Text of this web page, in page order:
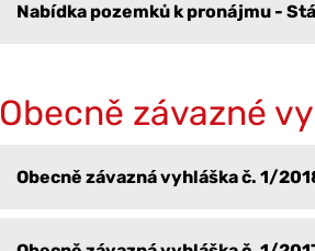
Nabídka pozemků k pronájmu -
Obecně závazné
Obecně závazná vyhláška č. 1/